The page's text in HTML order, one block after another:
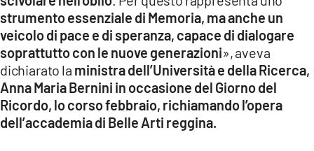
strumento essenziale di Memoria, ma anche un
veicolo di pace e di speranza, capace di dialogare
soprattutto con le nuove generazioni», aveva
dichiarato la ministra dell’Università e della Ricerca,
Anna Maria Bernini in occasione del Giorno del
Ricordo, lo corso febbraio, richiamando l’opera
dell’accademia di Belle Arti reggina.